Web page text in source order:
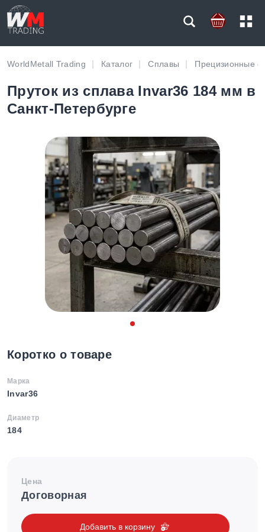
WorldMetall Trading Каталог Сплавы Прецизионные
Пруток из сплава Invar36 184 мм в
Санкт-Петербурге
Коротко о товаре
Марка
Invar36
Диаметр
184
Цена
Договорная
Добавить в корзину